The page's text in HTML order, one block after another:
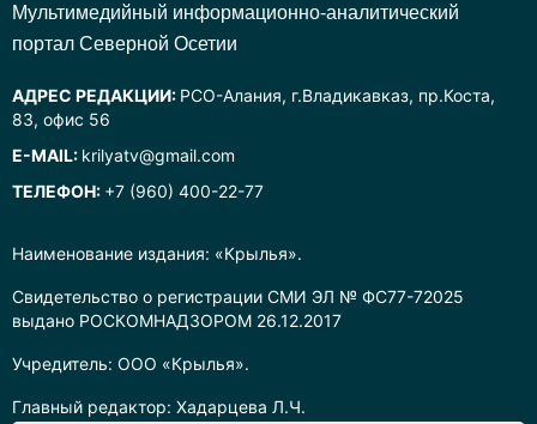
Наименование издания: «Крылья».
Свидетельство о регистрации СМИ ЭЛ № ФС77-72025
выдано РОСКОМНАДЗОРОМ 26.12.2017
Учредитель: ООО «Крылья».
Главный редактор: Хадарцева Л.Ч.
Mультимедийный информационно-аналитический
портал Северной Осетии
АДРЕС РЕДАКЦИИ: РСО-Алания, г.Владикавказ, пр.Коста,
83, офис 56
E-MAIL: krilyatv@gmail.com
ТЕЛЕФОН: +7 (960) 400-22-77